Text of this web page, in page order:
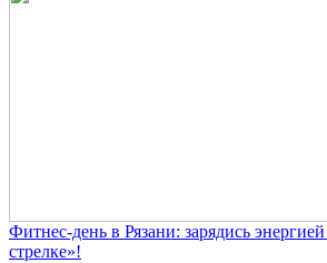
Фитнес‑день в Рязани: зарядись
стрелке»!